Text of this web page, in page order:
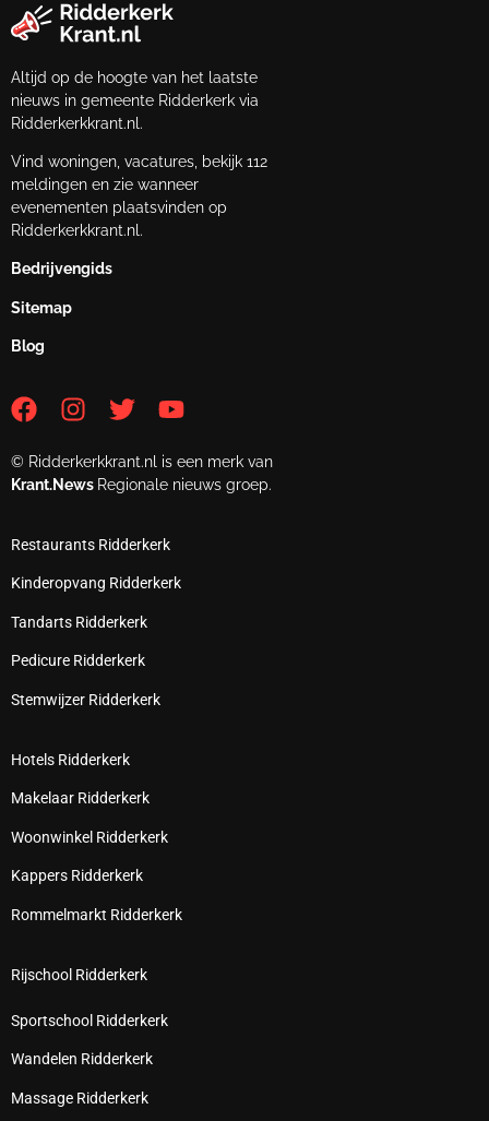
Altijd op de hoogte van het laatste
nieuws in gemeente Ridderkerk via
Ridderkerkkrant.nl.
Vind woningen, vacatures, bekijk 112
meldingen en zie wanneer
evenementen plaatsvinden op
Ridderkerkkrant.nl.
Bedrijvengids
Sitemap
Blog
© Ridderkerkkrant.nl is een merk van
Krant.News Regionale nieuws groep.
Restaurants Ridderkerk
Kinderopvang Ridderkerk
Tandarts Ridderkerk
Pedicure Ridderkerk
Stemwijzer Ridderkerk
Hotels Ridderkerk
Makelaar Ridderkerk
Woonwinkel Ridderkerk
Kappers Ridderkerk
Rommelmarkt Ridderkerk
Rijschool Ridderkerk
Sportschool Ridderkerk
Wandelen Ridderkerk
Massage Ridderkerk